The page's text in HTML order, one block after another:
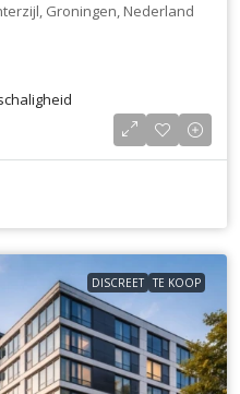
Groningen, Nederland
DISCREET TE KOOP